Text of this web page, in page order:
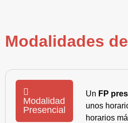
Modalidades
Modalidad
Presencial
Un FP
unos
horarios